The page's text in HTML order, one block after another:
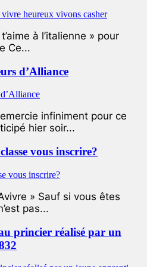
à l’italienne » pour
Ce...
d’Alliance
infiniment pour ce
hier soir...
vous inscrire?
» Sauf si vous êtes
pas...
princier réalisé par un